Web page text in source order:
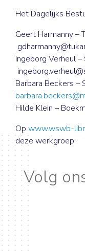
Het Dagelijks
Geert Harmanny –
Ingeborg Verheul
Barbara Beckers –
Hilde Klein –
Op www.wswb-
deze werkgroep.
Volg